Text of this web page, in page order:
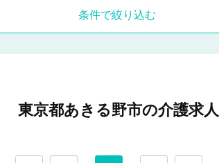
条件で絞り込む
東京都あきる野市の介護求人